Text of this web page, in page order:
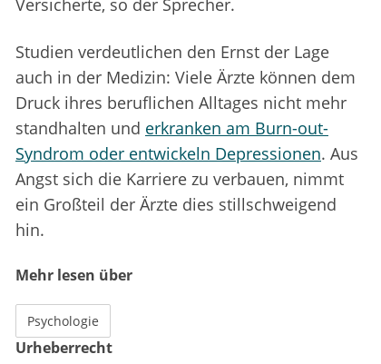
Versicherte, so der Sprecher.
Studien verdeutlichen den Ernst der Lage
auch in der Medizin: Viele Ärzte können dem
Druck ihres beruflichen Alltages nicht mehr
standhalten und erkranken am Burn-out-
Syndrom oder entwickeln Depressionen. Aus
Angst sich die Karriere zu verbauen, nimmt
ein Großteil der Ärzte dies stillschweigend
hin.
Mehr lesen über
Psychologie
Urheberrecht